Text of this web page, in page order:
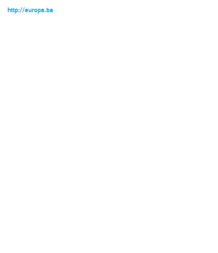
http://europa.ba